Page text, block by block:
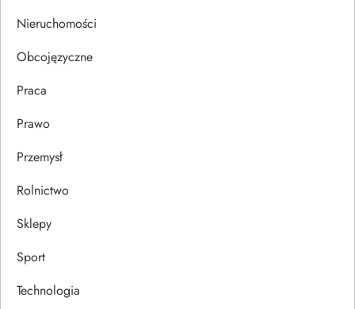
u
Nieruchomości
Obcojęzyczne
Praca
Prawo
Przemysł
Rolnictwo
Sklepy
Sport
Technologia